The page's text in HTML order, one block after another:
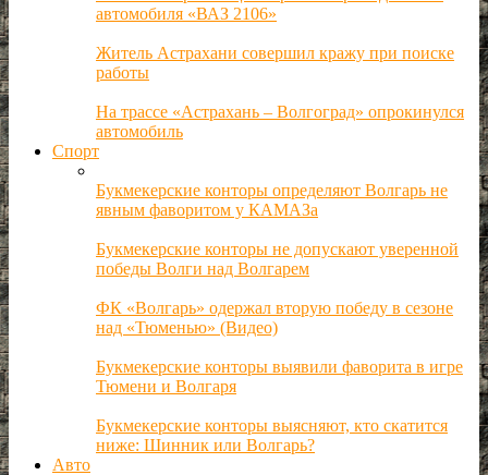
автомобиля «ВАЗ 2106»
Житель Астрахани совершил кражу при поиске
работы
На трассе «Астрахань – Волгоград» опрокинулся
автомобиль
Спорт
Букмекерские конторы определяют Волгарь не
явным фаворитом у КАМАЗа
Букмекерские конторы не допускают уверенной
победы Волги над Волгарем
ФК «Волгарь» одержал вторую победу в сезоне
над «Тюменью» (Видео)
Букмекерские конторы выявили фаворита в игре
Тюмени и Волгаря
Букмекерские конторы выясняют, кто скатится
ниже: Шинник или Волгарь?
Авто